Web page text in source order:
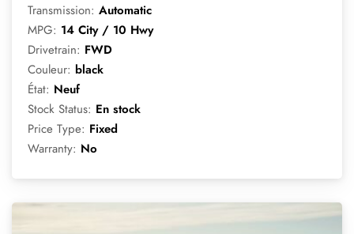
Transmission: Automatic
MPG: 14 City / 10 Hwy
Drivetrain: FWD
Couleur: black
État: Neuf
Stock Status: En stock
Price Type: Fixed
Warranty: No